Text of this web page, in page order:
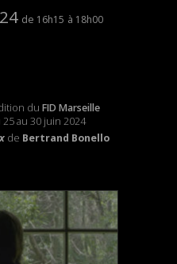
16h15 18h00
du FID Marseille
25 au 30 juin 2024
de Bertrand Bonello